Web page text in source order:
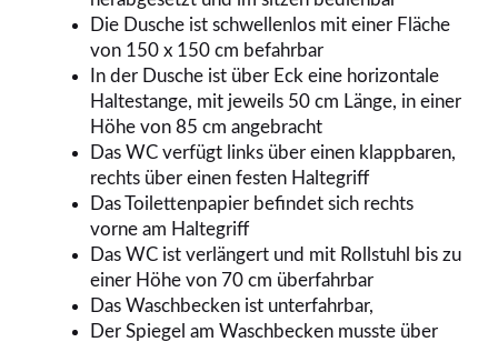
Die Dusche ist schwellenlos mit einer Fläche
von 150 x 150 cm befahrbar
In der Dusche ist über Eck eine horizontale
Haltestange, mit jeweils 50 cm Länge, in einer
Höhe von 85 cm angebracht
Das WC verfügt links über einen klappbaren,
rechts über einen festen Haltegriff
Das Toilettenpapier befindet sich rechts
vorne am Haltegriff
Das WC ist verlängert und mit Rollstuhl bis zu
einer Höhe von 70 cm überfahrbar
Das Waschbecken ist unterfahrbar,
Der Spiegel am Waschbecken musste über